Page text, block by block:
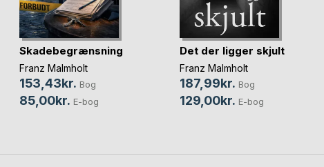
Skadebegrænsning
Franz Malmholt
153,43kr. Bog
85,00kr. E-bog
Det der ligger skjult
Franz Malmholt
187,99kr. Bog
129,00kr. E-bog